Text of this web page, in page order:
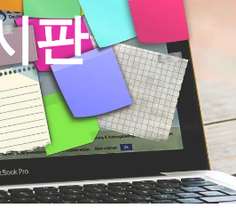
판